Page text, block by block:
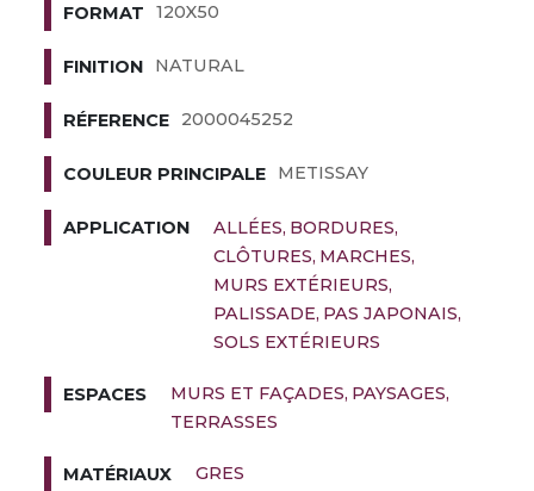
FORMAT 120X50
FINITION NATURAL
RÉFERENCE 2000045252
COULEUR PRINCIPALE METISSAY
APPLICATION ALLÉES BORDURES
CLÔTURES MARCHES
MURS EXTÉRIEURS
PALISSADE PAS JAPONAIS
SOLS EXTÉRIEURS
ESPACES MURS ET FAÇADES PAYSAGES
TERRASSES
MATÉRIAUX GRES